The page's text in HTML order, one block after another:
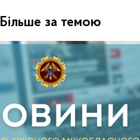
Більше за темою